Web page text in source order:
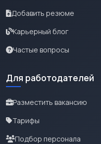
Добавить резюме
Карьерный блог
Частые вопросы
Для работодателей
Разместить вакансию
Тарифы
Подбор персонала